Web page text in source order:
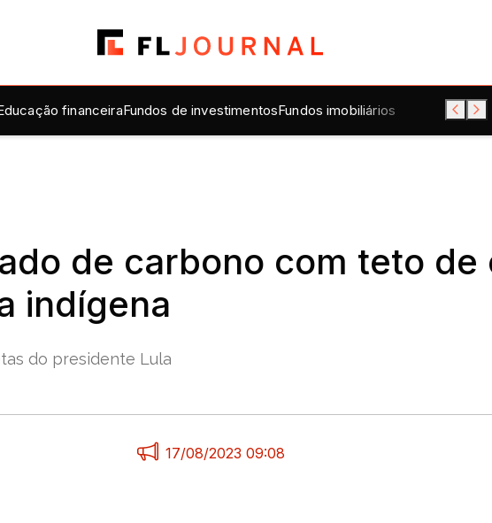
financeiraFundos de investimentosFundos imobiliários
de carbono com teto de
indígena
do presidente Lula
17/08/2023 09:08